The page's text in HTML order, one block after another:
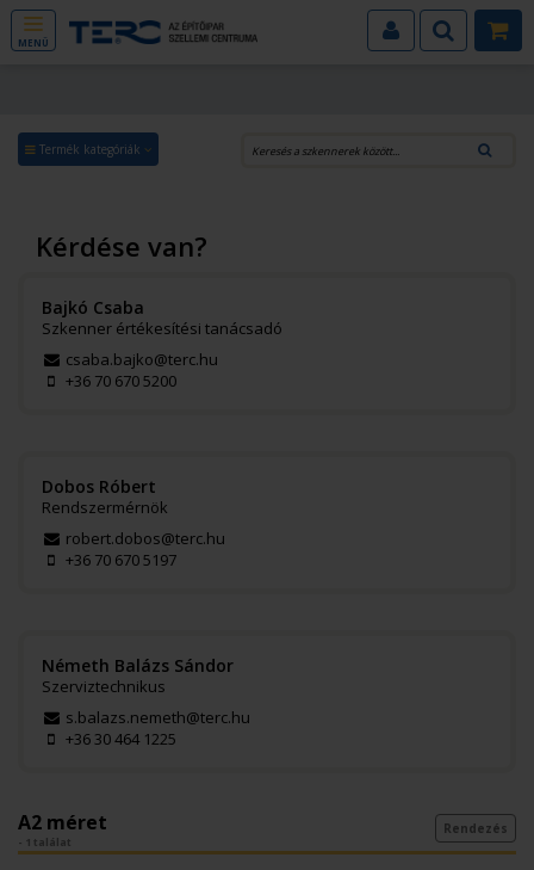
MENÜ
Termék kategóriák
Kérdése van?
Bajkó Csaba
Szkenner értékesítési tanácsadó
csaba.bajko@terc.hu
+36 70 670 5200
Dobos Róbert
Rendszermérnök
robert.dobos@terc.hu
+36 70 670 5197
Németh Balázs Sándor
Szerviztechnikus
s.balazs.nemeth@terc.hu
+36 30 464 1225
A2 méret
- 1 találat
Rendezés